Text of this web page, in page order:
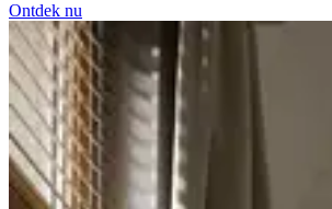
Ontdek nu